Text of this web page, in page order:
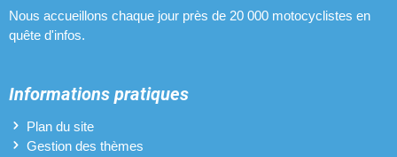
Nous accueillons chaque jour près de 20 000 motocyclistes en
quête d'infos.
Informations pratiques
Plan du site
Gestion des thèmes